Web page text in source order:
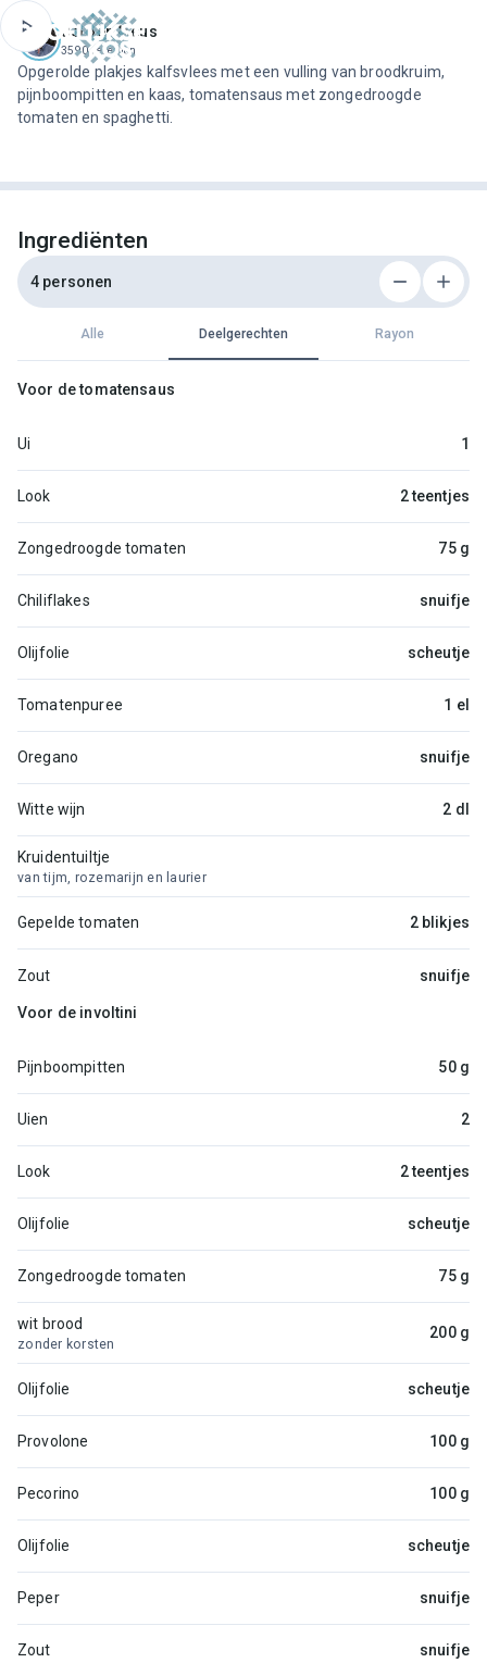
Jeroen Meus
3590 recepten
Opgerolde plakjes kalfsvlees met een vulling van broodkruim,
pijnboompitten en kaas, tomatensaus met zongedroogde
tomaten en spaghetti.
Ingrediënten
4 personen
Alle Deelgerechten Rayon
Voor de tomatensaus
Ui 1
Look 2 teentjes
Zongedroogde tomaten 75 g
Chiliflakes snuifje
Olijfolie scheutje
Tomatenpuree 1 el
Oregano snuifje
Witte wijn 2 dl
Kruidentuiltje
van tijm, rozemarijn en laurier
Gepelde tomaten 2 blikjes
Zout snuifje
Voor de involtini
Pijnboompitten 50 g
Uien 2
Look 2 teentjes
Olijfolie scheutje
Zongedroogde tomaten 75 g
wit brood
zonder korsten
200 g
Olijfolie scheutje
Provolone 100 g
Pecorino 100 g
Olijfolie scheutje
Peper snuifje
Zout snuifje